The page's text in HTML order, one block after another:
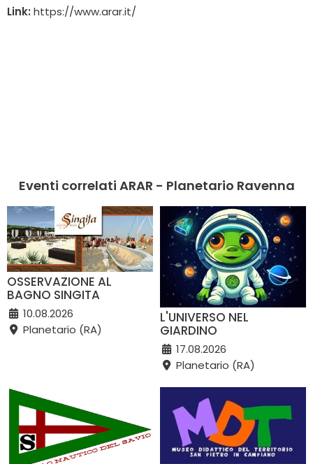
Link: https://www.arar.it/
Eventi correlati ARAR - Planetario Ravenna
OSSERVAZIONE AL
BAGNO SINGITA
10.08.2026
Planetario (RA)
L'UNIVERSO NEL
GIARDINO
17.08.2026
Planetario (RA)